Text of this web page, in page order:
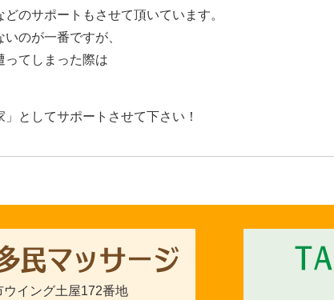
のサポートもさせて頂いています。
のが一番ですが、
ってしまった際は
としてサポートさせて下さい！
イング土屋172番地